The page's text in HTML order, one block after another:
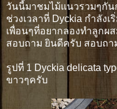
วันนี้มาชมไม้แนวรวมๆกั
ช่วงเวลาที่ Dyckia กำลัง
เพื่อนๆที่อยากลองทำลูกผ
สอบถาม ยินดีครับ สอบถา
รูปที่ 1 Dyckia delicata
ขาวๆครับ